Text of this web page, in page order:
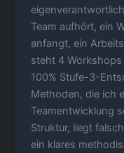
Team aufhört, ein
anfangt, ein
steht 4 Workshops
100% Stufe-3-
Methoden, die ich
Teamentwicklung
Struktur, liegt
ein klares